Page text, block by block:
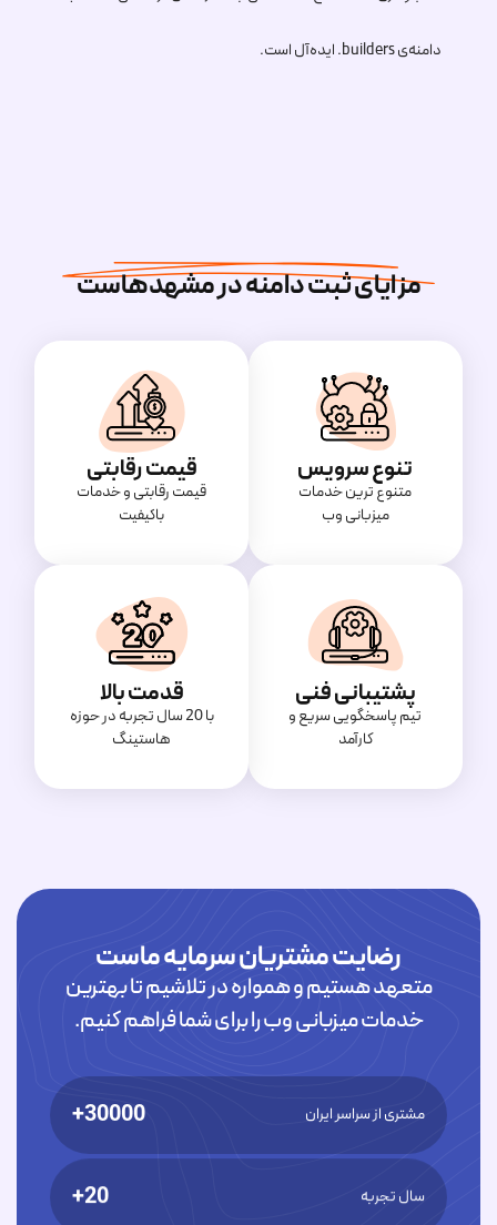
دامنه‌ی.buildersایده‌آل است.
مزایای ثبت دامنه در مشهدهاست
تنوع سرویس
متنوع ترین خدمات
میزبانی وب
قیمت رقابتی
قیمت‌ رقابتی و خدمات
باکیفیت
پشتیبانی فنی
تیم پاسخگویی سریع و
کارآمد
قدمت بالا
با 20 سال تجربه در حوزه
هاستینگ
رضایت مشتریان سرمایه ماست
متعهد هستیم و همواره در تلاشیم تا بهترین
خدمات میزبانی وب را برای شما فراهم کنیم.
مشتری از سراسر ایران 30000+
سال تجربه 20+